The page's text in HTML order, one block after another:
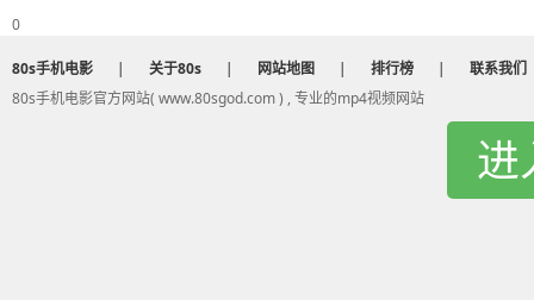
0
80s手机电影 | 关于80s | 网站地图 | 排行榜 |
联系我们
80s手机电影官方网站( www.80sgod.com ) , 专业的mp4视频网站
进